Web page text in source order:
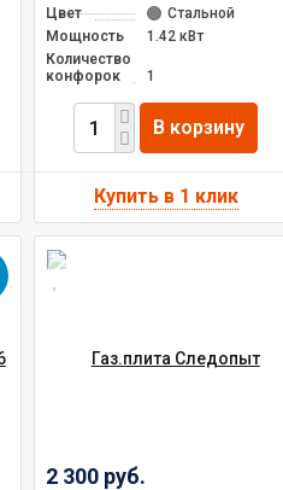
Цвет
Стальной
Мощность
1.42 кВт
Количество
конфорок
1
В корзину
2 300 руб.